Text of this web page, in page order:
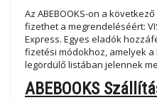
Az ABEBOOKS-on a
fizethet a megrendeléséért:
Express. Egyes eladók
fizetési módokhoz, amelyek
legördülő listában jelennek
ABEBOOKS